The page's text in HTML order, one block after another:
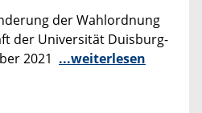
der Wahlordnung
der Universität Duisburg-
2021 ...weiterlesen